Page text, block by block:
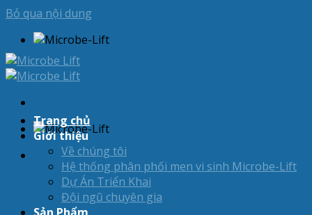
Bỏ qua nội dung
Trang chủ
Giới thiệu
Về chúng tôi
Hệ thống phân phối men vi sinh Microbe-Lift
Dự Án Triển Khai
Đội ngũ chuyên gia